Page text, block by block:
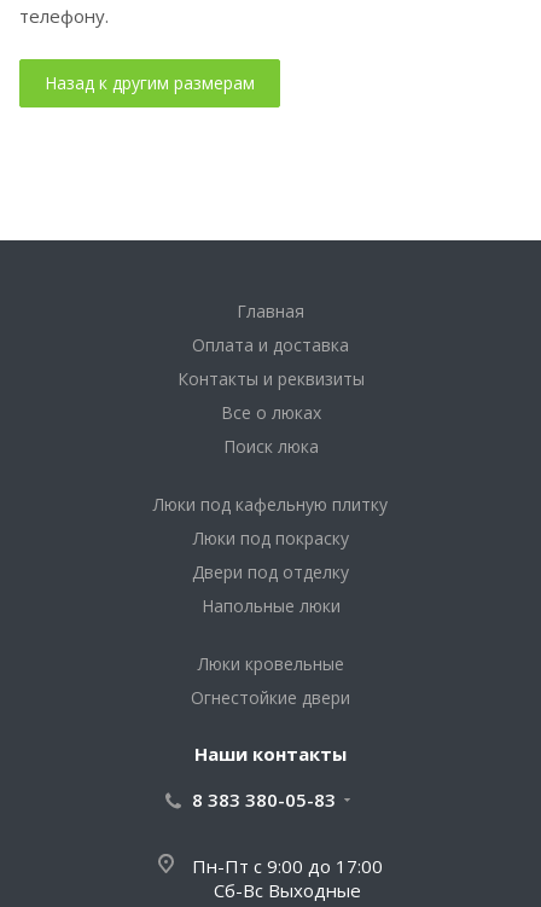
телефону.
Главная
Оплата и доставка
Контакты и реквизиты
Все о люках
Поиск люка
Люки под кафельную плитку
Люки под покраску
Двери под отделку
Напольные люки
Люки кровельные
Огнестойкие двери
Наши контакты
8 383 380-05-83
Пн-Пт с 9:00 до 17:00
Сб-Вс Выходные